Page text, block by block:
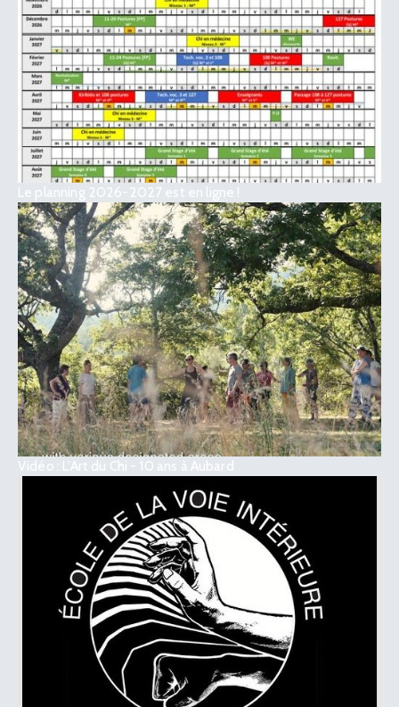
Le planning 2026-2027 est en ligne !
Vidéo : L’Art du Chi - 10 ans à Aubard